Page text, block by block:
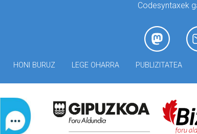
Codesyntaxek
HONI BURUZ LEGE OHARRA PUBLIZITATEA